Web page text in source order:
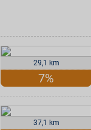
29,1 km
7%
37,1 km